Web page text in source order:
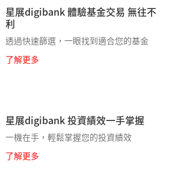
星展digibank 體驗基金交易 無往不
利​
透過快速篩選，一眼找到適合您的基金
了解更多
星展digibank 投資績效一手掌握
一機在手，輕鬆掌握您的投資績效
了解更多